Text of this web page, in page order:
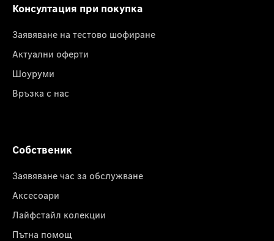
Консултация при покупка
Заявяване на тестово шофиране
Актуални оферти
Шоуруми
Връзка с нас
Собственик
Заявяване час за обслужване
Аксесоари
Лайфстайл колекции
Пътна помощ